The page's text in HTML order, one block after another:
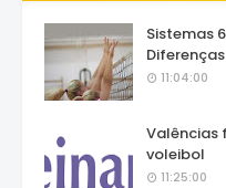
Sistemas
11:04:00
Valências
voleibol
11:25:00